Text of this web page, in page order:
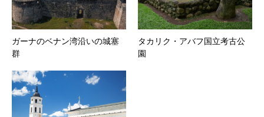
ガーナのベナン湾沿いの城塞
群
タカリク・アバフ国立考古公
園